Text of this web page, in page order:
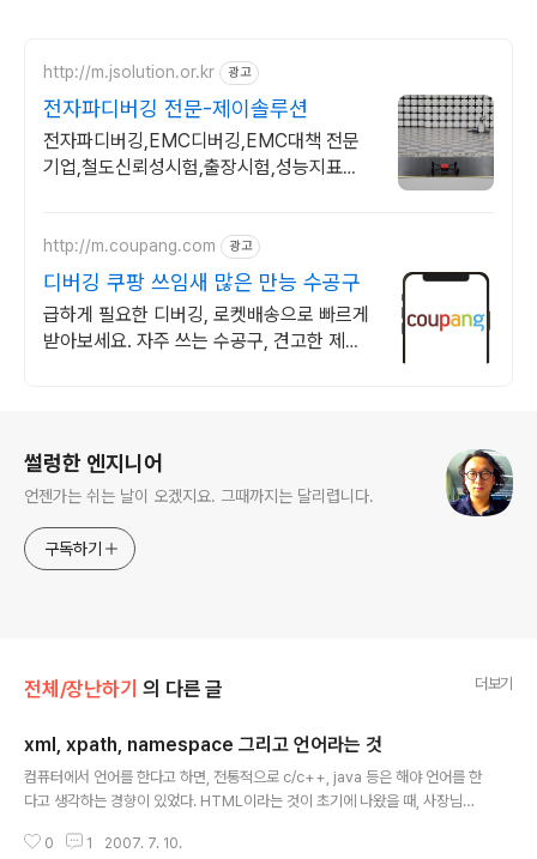
http://m.jsolution.or.kr 광고
전자파디버깅 전문-제이솔루션
전자파디버깅,EMC디버깅,EMC대책 전문
기업,철도신뢰성시험,출장시험,성능지표
http://m.coupang.com 광고
디버깅 쿠팡 쓰임새 많은 만능 수공구
급하게 필요한 디버깅, 로켓배송으로 빠르게
받아보세요. 자주 쓰는 수공구, 견고한 제품
썰렁한 엔지니어
언젠가는 쉬는 날이 오겠지요. 그때까지는 달리렵니다.
구독하기
전체/장난하기 의 다른 글 더보기
xml, xpath, namespace 그리고 언어라는 것
컴퓨터에서 언어를 한다고 하면, 전통적으로 c/c++, java 등은 해야 언어를 한
다고 생각하는 경향이 있었다. HTML이라는 것이 초기에 나왔을 때, 사장님을
컴퓨터 언어냐부터 출발해서, 사실 언어라는 이름을 가지고 있지만 간단한 표기
0 1 2007. 7. 10.